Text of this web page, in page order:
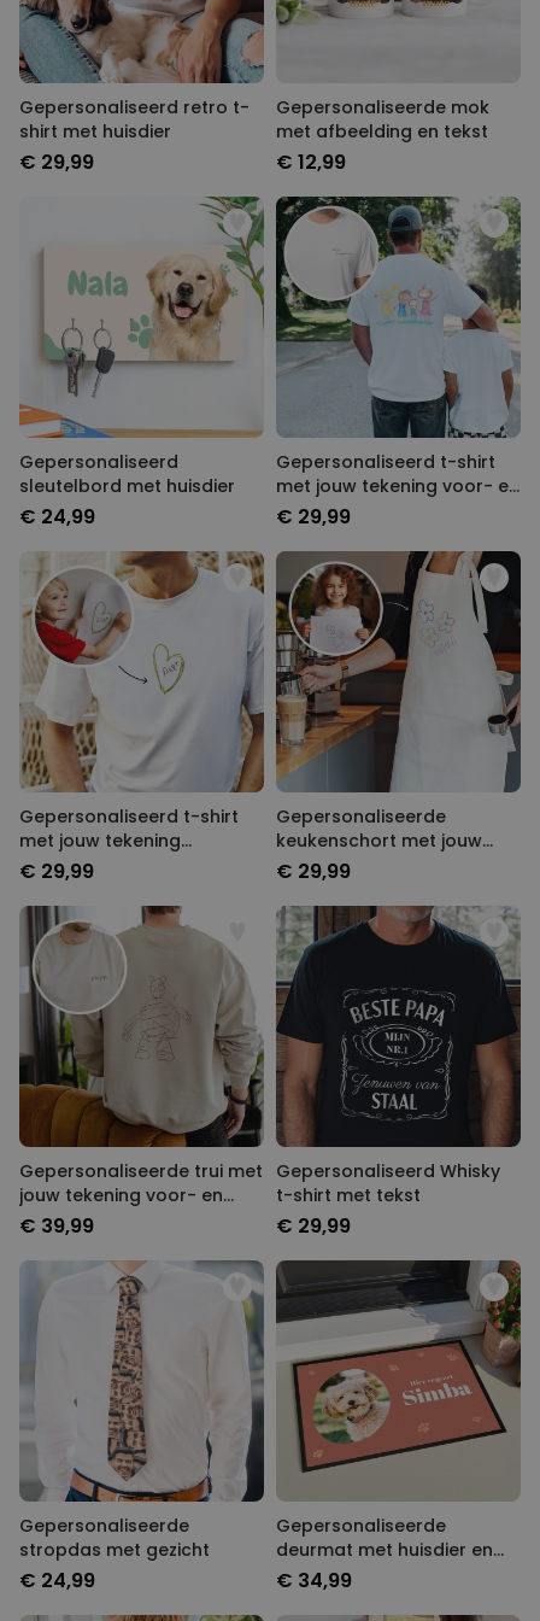
Gepersonaliseerd retro t-
shirt met huisdier
€ 29,99
Gepersonaliseerde mok
met afbeelding en tekst
€ 12,99
Gepersonaliseerd
sleutelbord met huisdier
€ 24,99
Gepersonaliseerd t-shirt
met jouw tekening voor- en
achterkant
€ 29,99
Gepersonaliseerd t-shirt
met jouw tekening
voorkant
€ 29,99
Gepersonaliseerde
keukenschort met jouw
tekening
€ 29,99
Gepersonaliseerde trui met
jouw tekening voor- en
achterkant
€ 39,99
Gepersonaliseerd Whisky
t-shirt met tekst
€ 29,99
Gepersonaliseerde
stropdas met gezicht
€ 24,99
Gepersonaliseerde
deurmat met huisdier en
naam
€ 34,99